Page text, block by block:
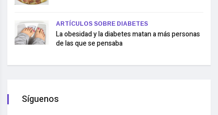
ARTÍCULOS SOBRE DIABETES
La obesidad y la diabetes matan a más personas
de las que se pensaba
Síguenos